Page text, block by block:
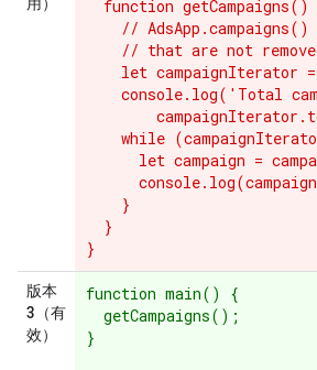
function getCampaigns()
// AdsApp.campaigns()
// that are not
let campaignIterator
console.log('Total
while
let campaign =
    }
  }
版本
3（有
效）
function main() {
  getCampaigns();
}